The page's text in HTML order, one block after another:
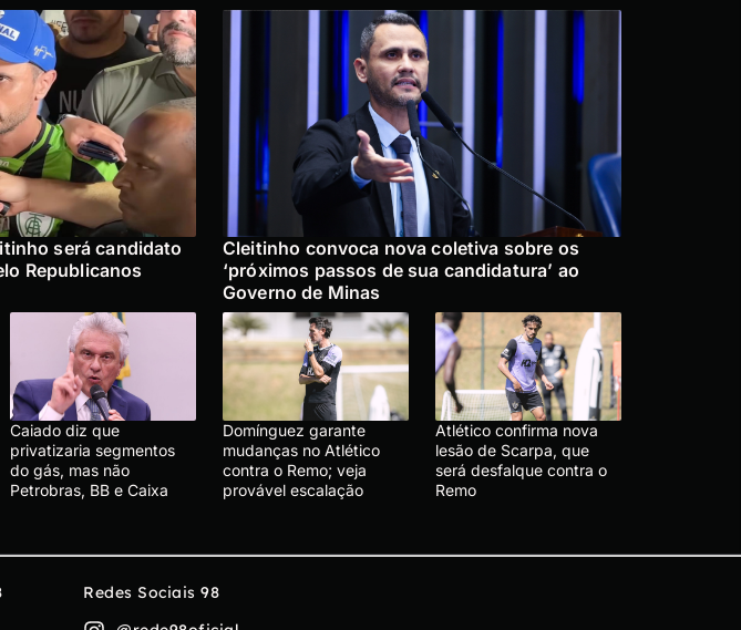
será candidato
Republicanos
Cleitinho convoca nova coletiva sobre os
‘próximos passos de sua candidatura’ ao
Governo de Minas
Caiado diz que
privatizaria segmentos
do gás, mas não
Petrobras, BB e Caixa
Domínguez garante
mudanças no Atlético
contra o Remo; veja
provável escalação
Atlético confirma nova
lesão de Scarpa, que
será desfalque contra o
Remo
Redes Sociais 98